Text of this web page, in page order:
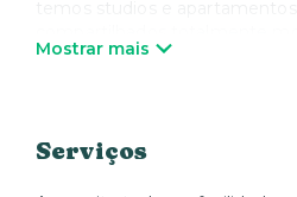
colchão, banheiro, mesa de
estudos, mini market,
Mostrar mais
Serviços